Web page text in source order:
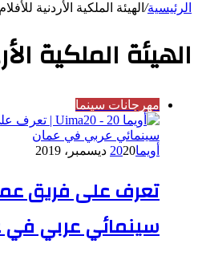
الرئيسية/ الهيئة الملكية الأردنية للأفلام
الهيئة الملكية
مهرجانات سينما
أويما2020 ديسمبر، 2019
تعرف على فريق
سينمائي عربي في